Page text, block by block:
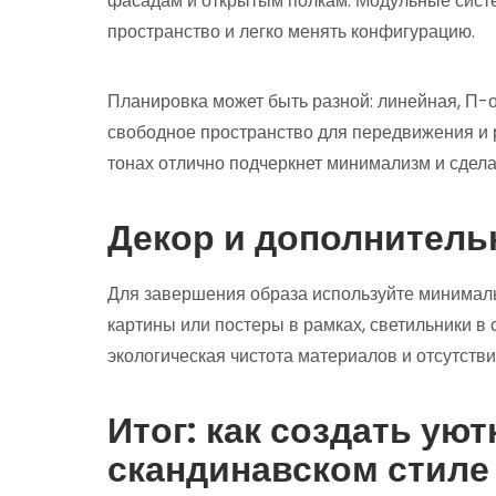
пространство и легко менять конфигурацию.
Планировка может быть разной: линейная, П-
свободное пространство для передвижения
тонах отлично подчеркнет минимализм и
Декор и
Для завершения образа используйте
картины или постеры в рамках, светильники
экологическая чистота материалов и
Итог: как создать
скандинавском стиле